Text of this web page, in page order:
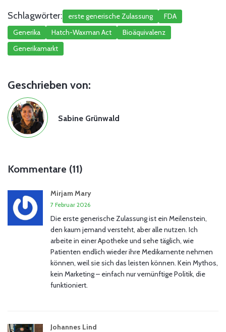
Schlagwörter: erste generische Zulassung
FDA
Generika
Hatch-Waxman Act
Bioäquivalenz
Generikamarkt
Geschrieben von:
Sabine Grünwald
Kommentare (11)
Mirjam Mary
7 Februar 2026
Die erste generische Zulassung ist ein Meilenstein,
den kaum jemand versteht, aber alle nutzen. Ich
arbeite in einer Apotheke und sehe täglich, wie
Patienten endlich wieder ihre Medikamente nehmen
können, weil sie sich das leisten können. Kein Mythos,
kein Marketing – einfach nur vernünftige Politik, die
funktioniert.
Johannes Lind